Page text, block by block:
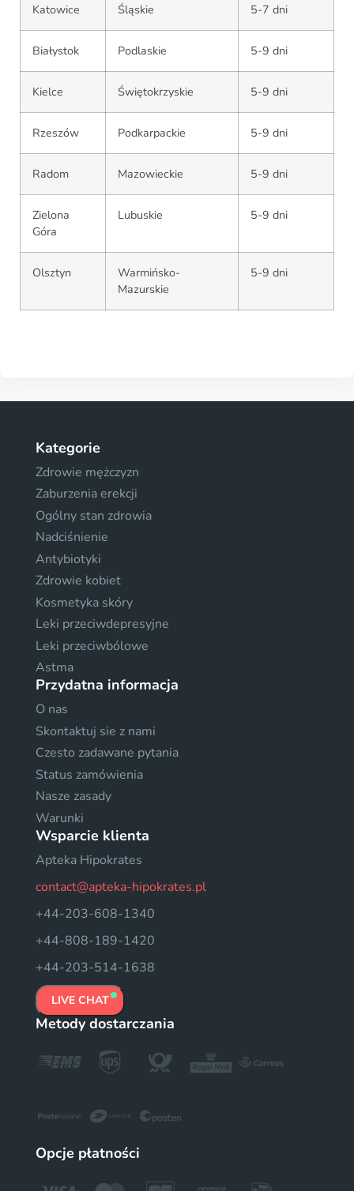
Katowice Śląskie 5-7 dni
Białystok Podlaskie 5-9 dni
Kielce Świętokrzyskie 5-9 dni
Rzeszów Podkarpackie 5-9 dni
Radom Mazowieckie 5-9 dni
Zielona
Góra
Lubuskie 5-9 dni
Olsztyn
Warmińsko-
Mazurskie
5-9 dni
Kategorie
Zdrowie mężczyzn
Zaburzenia erekcji
Ogólny stan zdrowia
Nadciśnienie
Antybiotyki
Zdrowie kobiet
Kosmetyka skóry
Leki przeciwdepresyjne
Leki przeciwbólowe
Astma
Przydatna informacja
O nas
Skontaktuj sie z nami
Czesto zadawane pytania
Status zamówienia
Nasze zasady
Warunki
Wsparcie klienta
Apteka Hipokrates
contact@apteka-hipokrates.pl
+44-203-608-1340
+44-808-189-1420
+44-203-514-1638
LIVE CHAT
Metody dostarczania
Opcje płatności